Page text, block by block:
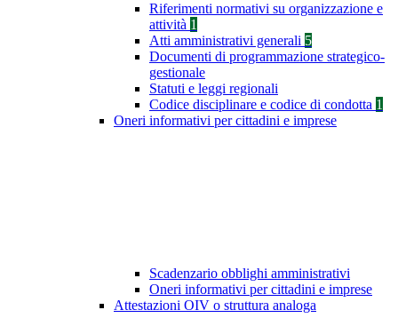
Riferimenti normativi su organizzazione e
attività 1
Atti amministrativi generali 5
Documenti di programmazione strategico-
gestionale
Statuti e leggi regionali
Codice disciplinare e codice di condotta 1
Oneri informativi per cittadini e imprese
Scadenzario obblighi amministrativi
Oneri informativi per cittadini e imprese
Attestazioni OIV o struttura analoga